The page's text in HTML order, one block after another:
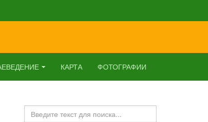
КАРТА ФОТОГРАФИИ
Искать...